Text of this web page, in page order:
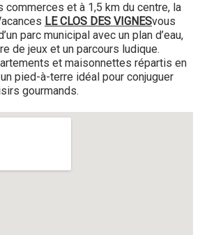
et à 1,5 km du centre, la
LE CLOS DES VIGNESvous
parc municipal avec un plan d’eau,
de jeux et un parcours ludique.
et maisonnettes répartis en
pied-à-terre idéal pour conjuguer
gourmands.